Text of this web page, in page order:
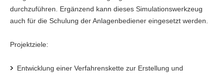
durchzuführen. Ergänzend kann dieses Simulationswerkzeug
auch für die Schulung der Anlagenbediener eingesetzt werden.
Projektziele:
Entwicklung einer Verfahrenskette zur Erstellung und